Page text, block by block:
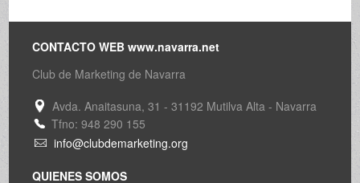
CONTACTO WEB www.navarra.net
Club de Marketing de Navarra
Avda. Anaitasuna, 31 - 31192 Mutilva Alta - Navarra
Tfno: 948 290 155
info@clubdemarketing.org
QUIENES SOMOS